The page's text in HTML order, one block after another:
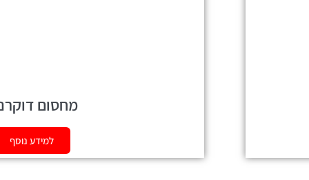
מחסום
למידע נוסף